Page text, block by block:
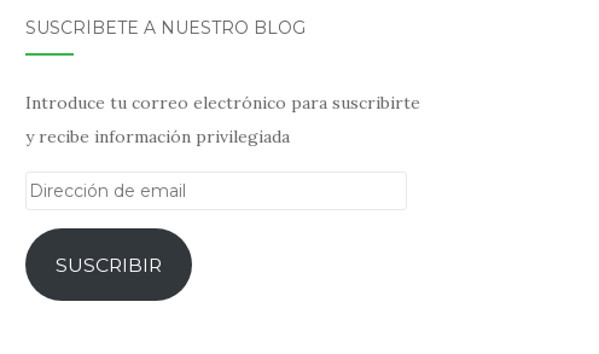
SUSCRÍBETE A NUESTRO BLOG
Introduce tu correo electrónico para suscribirte
y recibe información privilegiada
Dirección
emailSUSCRIBIR